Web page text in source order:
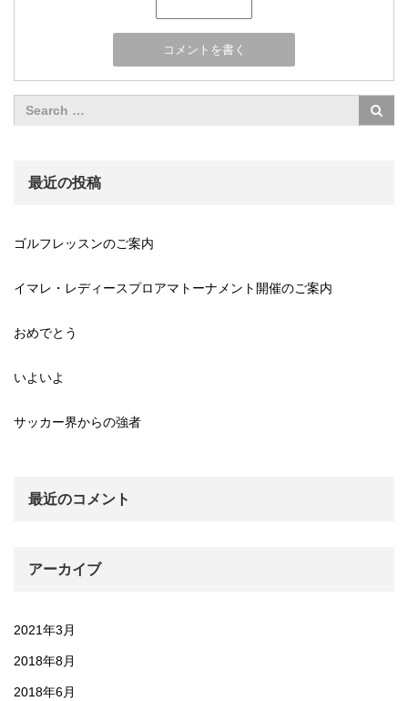
最近の投稿
ゴルフレッスンのご案内
イマレ・レディースプロアマトーナメント開催のご案内
おめでとう
いよいよ
サッカー界からの強者
最近のコメント
アーカイブ
2021年3月
2018年8月
2018年6月